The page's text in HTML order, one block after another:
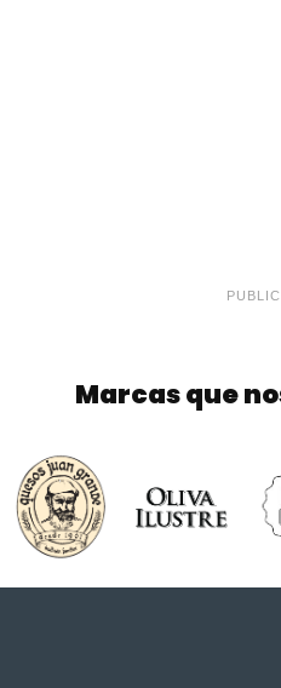
Marcas que